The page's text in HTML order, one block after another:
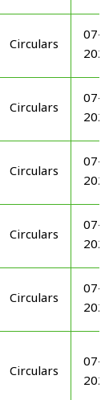
Circulars
07-
Circulars
07-
Circulars
07-
Circulars
07-
Circulars
07-
Circulars
07-